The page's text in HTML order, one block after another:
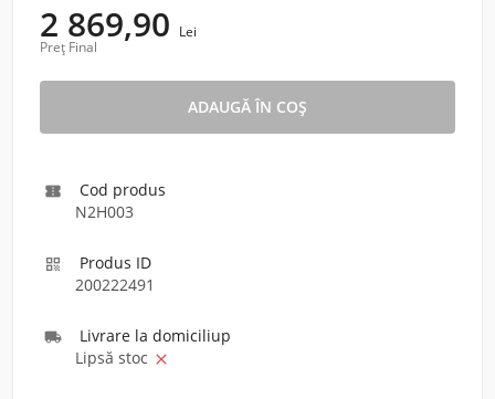
2 869,90 Lei
Preț Final

Cod produs
N2H003

Produs ID
200222491
 Livrare la domiciliup
Lipsă stoc 